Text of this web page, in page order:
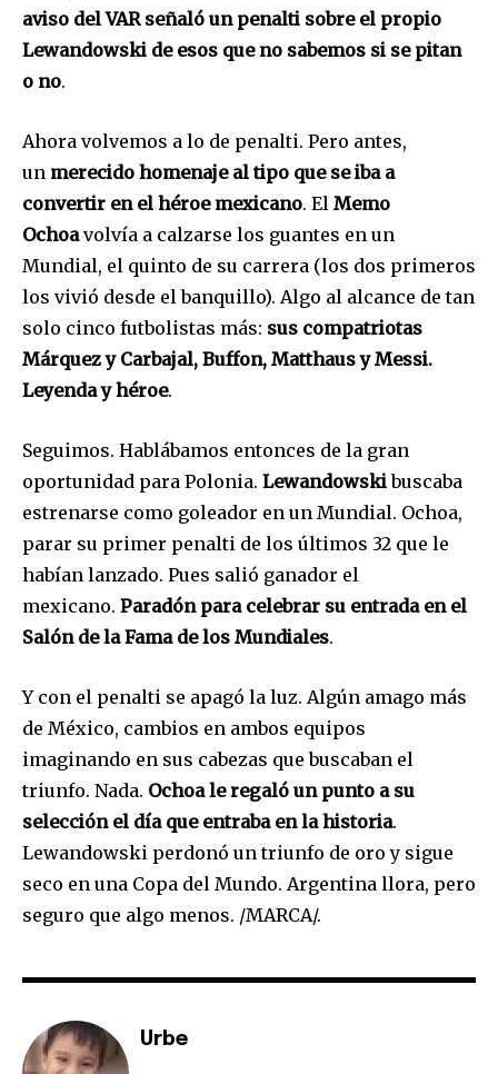
Join our community of
SUBSCRIBERS and be part of the
conversation.
To subscribe, simply enter your email address on our website
or click the subscribe button below. Don't worry, we respect
your privacy and won't spam your inbox. Your information is
SUBSCRIBE
I've read and accept thePrivacy Policy.
aviso del VAR señaló un penalti sobre el propio
Lewandowski de esos que no sabemos si se pitan
o no.
Ahora volvemos a lo de penalti. Pero antes,
un merecido homenaje al tipo que se iba a
convertir en el héroe mexicano. El Memo
Ochoavolvía a calzarse los guantes en un
Mundial, el quinto de su carrera (los dos primeros
los vivió desde el banquillo). Algo al alcance de tan
solo cinco futbolistas más: sus compatriotas
Márquez y Carbajal, Buffon, Matthaus y Messi.
Leyenda y héroe.
Seguimos. Hablábamos entonces de la gran
oportunidad para Polonia. Lewandowskibuscaba
estrenarse como goleador en un Mundial. Ochoa,
parar su primer penalti de los últimos 32 que le
habían lanzado. Pues salió ganador el
mexicano. Paradón para celebrar su entrada en el
Salón de la Fama de los Mundiales.
Y con el penalti se apagó la luz. Algún amago más
de México, cambios en ambos equipos
imaginando en sus cabezas que buscaban el
triunfo. Nada. Ochoa le regaló un punto a su
selección el día que entraba en la historia.
Lewandowski perdonó un triunfo de oro y sigue
seco en una Copa del Mundo. Argentina llora, pero
seguro que algo menos. /MARCA/.
Urbe